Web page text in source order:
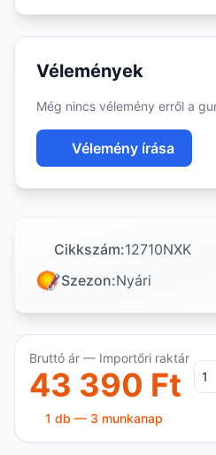
Vélemények
Még nincs vélemény erről a
Vélemény írása
Cikkszám:12710NXK
Szezon:Nyári
Bruttó ár — Importőri raktár
43 390 Ft
1 db — 3 munkanap